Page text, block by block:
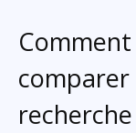
comparer
recherche